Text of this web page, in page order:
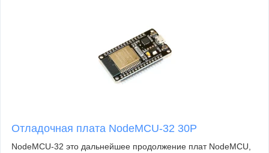
Отладочная плата NodeMCU-32 30P
NodeMCU-32 это дальнейшее продолжение плат NodeMCU,